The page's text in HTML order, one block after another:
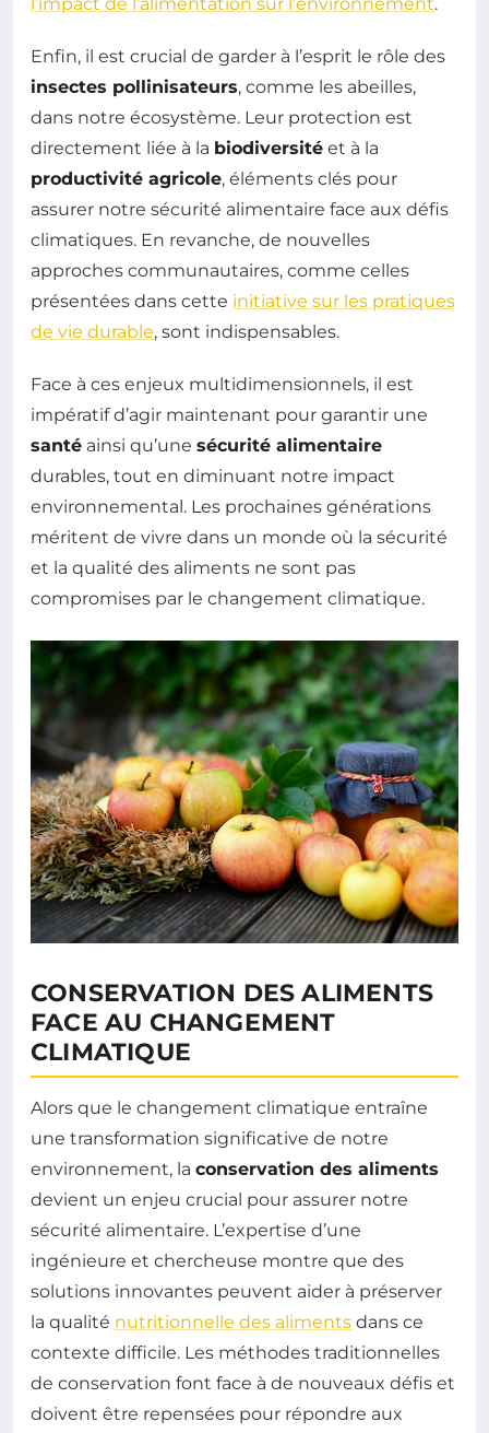
l’impact de l’alimentation sur l’environnement.
Enfin, il est crucial de garder à l’esprit le rôle des
insectes pollinisateurs, comme les abeilles,
dans notre écosystème. Leur protection est
directement liée à la biodiversité et à la
productivité agricole, éléments clés pour
assurer notre sécurité alimentaire face aux défis
climatiques. En revanche, de nouvelles
approches communautaires, comme celles
présentées dans cette initiative sur les pratiques
de vie durable, sont indispensables.
Face à ces enjeux multidimensionnels, il est
impératif d’agir maintenant pour garantir une
santé ainsi qu’une sécurité alimentaire
durables, tout en diminuant notre impact
environnemental. Les prochaines générations
méritent de vivre dans un monde où la sécurité
et la qualité des aliments ne sont pas
compromises par le changement climatique.
CONSERVATION DES ALIMENTS
FACE AU CHANGEMENT
CLIMATIQUE
Alors que le changement climatique entraîne
une transformation significative de notre
environnement, la conservation des aliments
devient un enjeu crucial pour assurer notre
sécurité alimentaire. L’expertise d’une
ingénieure et chercheuse montre que des
solutions innovantes peuvent aider à préserver
la qualité nutritionnelle des aliments dans ce
contexte difficile. Les méthodes traditionnelles
de conservation font face à de nouveaux défis et
doivent être repensées pour répondre aux